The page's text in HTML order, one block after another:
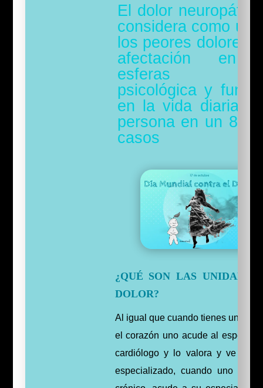
El dolor
considera como
los peores dolores,
afectación en
esferas
psicológica y
en la vida diaria
persona en un
casos
¿QUÉ SON LAS UNIDADES
DOLOR?
Al igual que cuando tienes una
el corazón uno acude al
cardiólogo y lo valora y ve un
especializado, cuando uno tiene